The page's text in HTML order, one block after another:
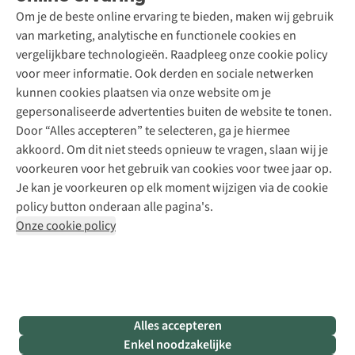
Om je de beste online ervaring te bieden, maken wij gebruik
van marketing, analytische en functionele cookies en
vergelijkbare technologieën. Raadpleeg onze cookie policy
voor meer informatie. Ook derden en sociale netwerken
kunnen cookies plaatsen via onze website om je
gepersonaliseerde advertenties buiten de website te tonen.
Door “Alles accepteren” te selecteren, ga je hiermee
akkoord. Om dit niet steeds opnieuw te vragen, slaan wij je
voorkeuren voor het gebruik van cookies voor twee jaar op.
Je kan je voorkeuren op elk moment wijzigen via de cookie
policy button onderaan alle pagina's.
Onze cookie policy
Alles accepteren
Enkel noodzakelijke
Schoenonderhoud
Schoenherstelling
Kledingherstelling
Retouches
Voor bedrijven
Explore Academy
Explore Camp
Gear Check
Inspiratie & advies
Meld je aan voor de nieuwsbrief
Follow us
Disclaimer Privacy Policy
Algemene voorwaarden
Cookie Policy